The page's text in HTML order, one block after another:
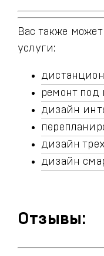
Вас также может
услуги:
ремонт под
дизайн
дизайн
дизайн
Отзывы: